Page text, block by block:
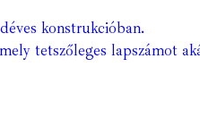
konstrukcióban.
tetszőleges lapszámot